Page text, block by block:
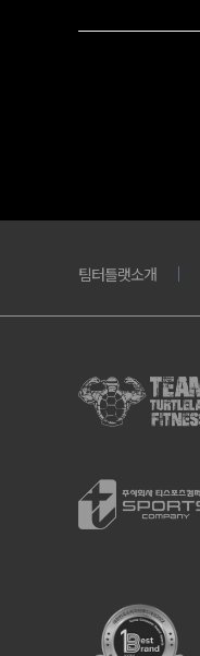
팀터틀랫소개